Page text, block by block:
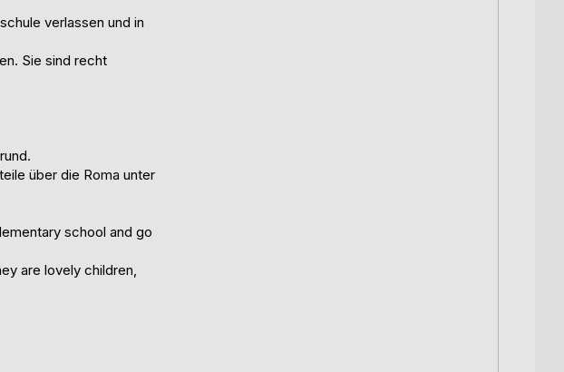
verlassen und in
Sie sind recht
über die Roma unter
school and go
are lovely children,